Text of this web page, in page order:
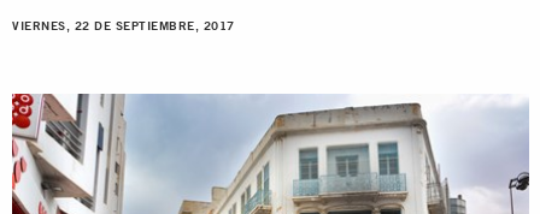
VIERNES, 22 DE SEPTIEMBRE, 2017